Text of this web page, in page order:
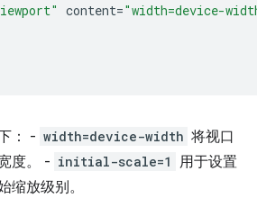
content="width=device-
： - width=device-width 将视口
度。 - initial-scale=1
用于设置
缩放级别。